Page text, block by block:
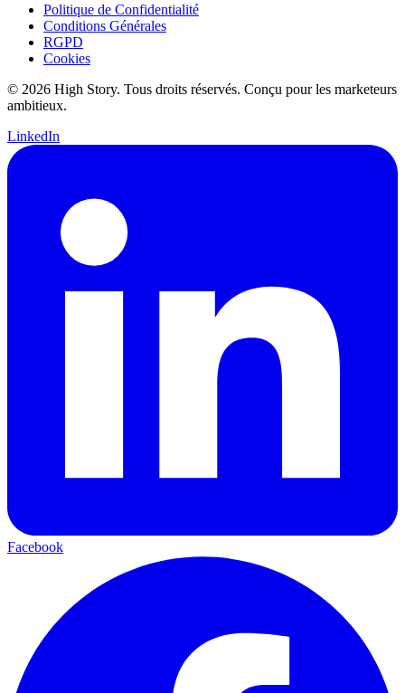
Politique de Confidentialité
Conditions Générales
RGPD
Cookies
© 2026 High Story. Tous droits réservés. Conçu pour les marketeurs
ambitieux.
LinkedIn
Facebook